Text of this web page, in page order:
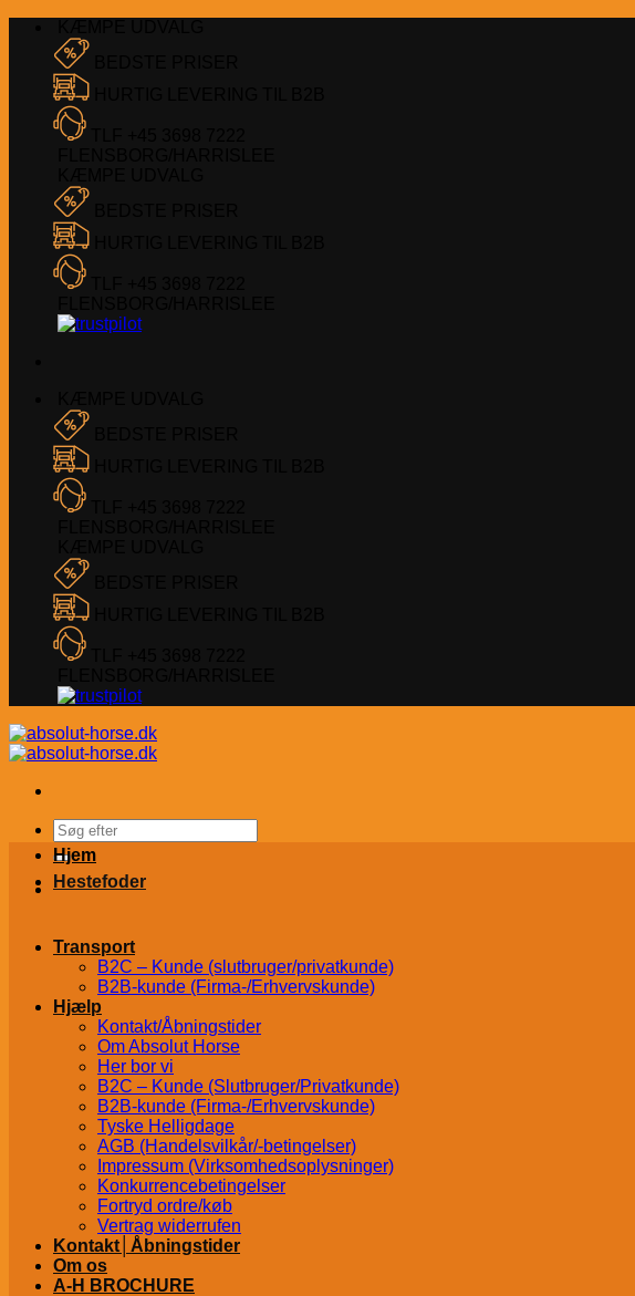
indhold
Søg
efter:
Transport
B2C – Kunde (slutbruger/privatkunde)
B2B-kunde (Firma-/Erhvervskunde)
Hjælp
Kontakt/Åbningstider
Om Absolut Horse
Her bor vi
B2C – Kunde (Slutbruger/Privatkunde)
B2B-kunde (Firma-/Erhvervskunde)
Tyske Helligdage
AGB (Handelsvilkår/-betingelser)
Impressum (Virksomhedsoplysninger)
Konkurrencebetingelser
Fortryd ordre/køb
Vertrag widerrufen
Kontakt│Åbningstider
Om os
A-H BROCHURE
Hjem
Hestefoder